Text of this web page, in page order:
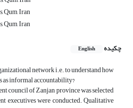
Qum, Iran
Qum, Iran
چکیده
English
network i.e. to understand how
as informal accountability?
council of Zanjan province was selected
executives were conducted. Qualitative